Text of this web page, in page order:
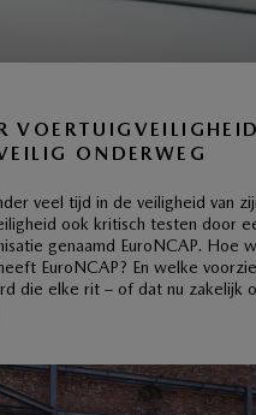
ONDERWEG
veel tijd in de veiligheid van
ook kritisch testen door
genaamd EuroNCAP. Hoe
EuroNCAP? En welke
die elke rit – of dat nu zakelijk